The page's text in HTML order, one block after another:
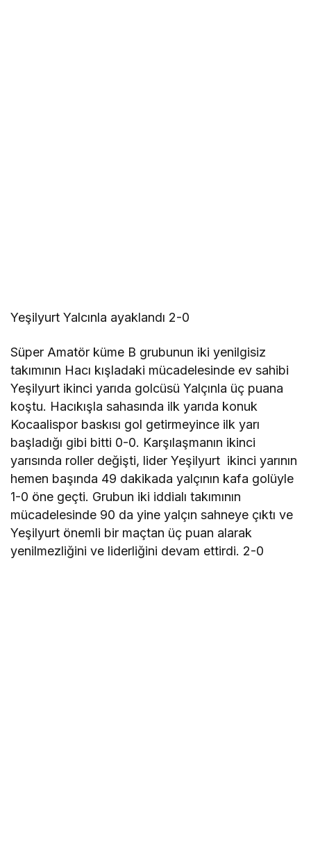
Yeşilyurt Yalcınla ayaklandı 2-0
Süper Amatör küme B grubunun iki yenilgisiz
takımının Hacı kışladaki mücadelesinde ev sahibi
Yeşilyurt ikinci yarıda golcüsü Yalçınla üç puana
koştu. Hacıkışla sahasında ilk yarıda konuk
Kocaalispor baskısı gol getirmeyince ilk yarı
başladığı gibi bitti 0-0. Karşılaşmanın ikinci
yarısında roller değişti, lider Yeşilyurt ikinci yarının
hemen başında 49 dakikada yalçının kafa golüyle
1-0 öne geçti. Grubun iki iddialı takımının
mücadelesinde 90 da yine yalçın sahneye çıktı ve
Yeşilyurt önemli bir maçtan üç puan alarak
yenilmezliğini ve liderliğini devam ettirdi. 2-0